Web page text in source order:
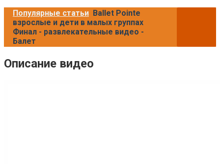
Популярные статьи Ballet Pointe
взрослые и дети в малых группах
Финал - развлекательные видео -
Балет
Описание видео